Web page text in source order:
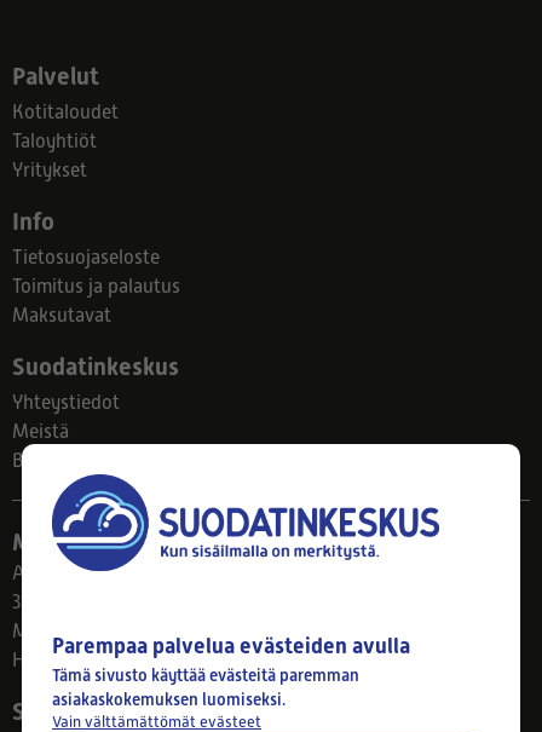
Palvelut
Kotitaloudet
Taloyhtiöt
Yritykset
Info
Tietosuojaseloste
Toimitus ja palautus
Maksutavat
Suodatinkeskus
Yhteystiedot
Meistä
Blogi
Myymälä
Ahlmanintie 61
33800 Tampere
Ma–Pe 8–17
Huom! Myymälän poikkeusaukiolot: 27.7.-21.8. klo 8-16
Seuraa meitä
Parempaa palvelua evästeiden avulla
Tämä sivusto käyttää evästeitä paremman
asiakaskokemuksen luomiseksi.
Vain välttämättömät evästeet